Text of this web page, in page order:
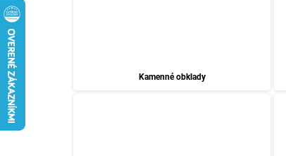
Kamenné obklady